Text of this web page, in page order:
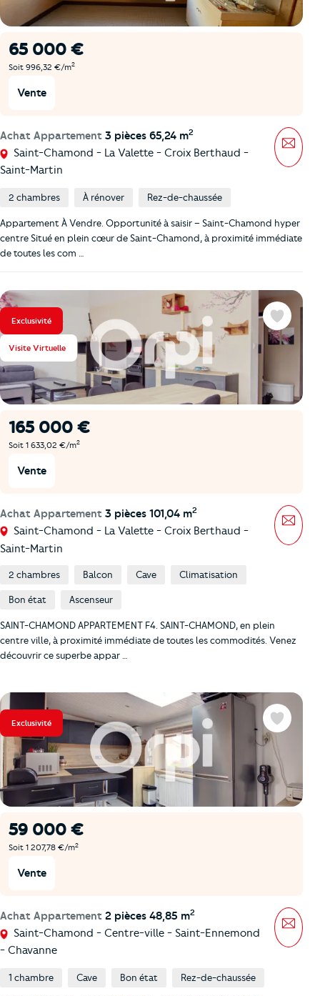
65 000 €
Soit 996,32 €/m2
Vente
Achat Appartement 3 pièces 65,24 m2
Saint-Chamond - La Valette - Croix Berthaud -
Saint-Martin
2 chambres À rénover Rez-de-chaussée
Appartement À Vendre. Opportunité à saisir – Saint-Chamond hyper
centre Situé en plein cœur de Saint-Chamond, à proximité immédiate
de toutes les com …
Exclusivité
Visite Virtuelle
165 000 €
Soit 1 633,02 €/m2
Vente
Achat Appartement 3 pièces 101,04 m2
Saint-Chamond - La Valette - Croix Berthaud -
Saint-Martin
Favoris
2 chambres Balcon Cave Climatisation
Bon état Ascenseur
SAINT-CHAMOND APPARTEMENT F4. SAINT-CHAMOND, en plein
centre ville, à proximité immédiate de toutes les commodités. Venez
découvrir ce superbe appar …
Exclusivité
59 000 €
Soit 1 207,78 €/m2
Vente
Achat Appartement 2 pièces 48,85 m2
Saint-Chamond - Centre-ville - Saint-Ennemond
- Chavanne
Favoris
1 chambre Cave Bon état Rez-de-chaussée